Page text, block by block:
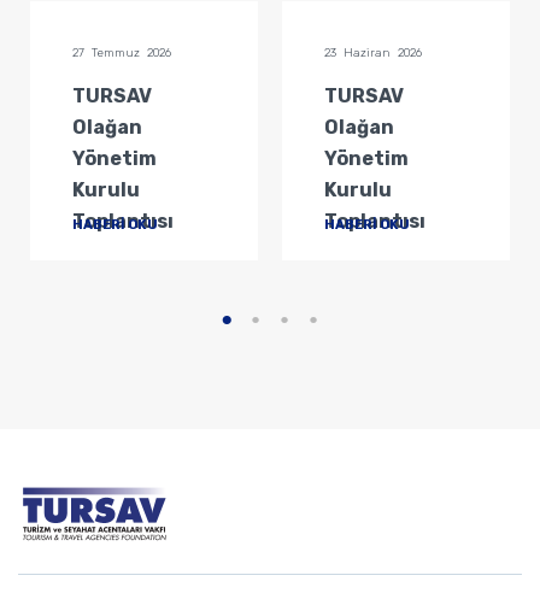
27 Temmuz 2026
TURSAV
Olağan
Yönetim
Kurulu
Toplantısı
HABERİ OKU
23 Haziran 2026
TURSAV
Olağan
Yönetim
Kurulu
Toplantısı
HABERİ OKU